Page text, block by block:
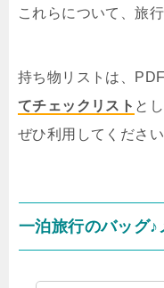
これらについて、旅
持ち物リストは、
てチェックリスト と
ぜひ利用してくださ
一泊旅行のバッグ♪